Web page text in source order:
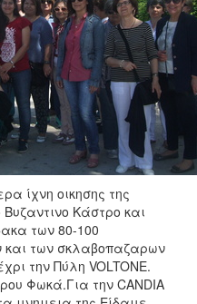
ίχνη οικησης της
Κάστρο και
των 80-100
των σκλαβοπαζαρων
την Πύλη VOLTONE.
Φωκά.Για την CANDIA